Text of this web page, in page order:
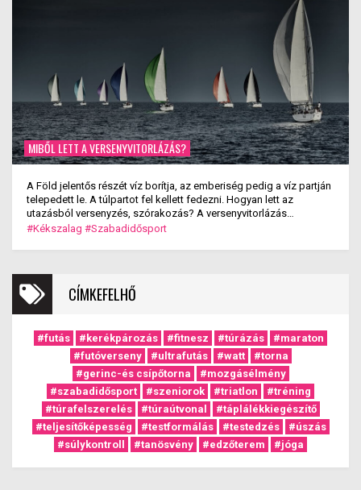
MIBŐL LETT A VERSENYVITORLÁZÁS?
A Föld jelentős részét víz borítja, az emberiség pedig a víz partján
telepedett le. A túlpartot fel kellett fedezni. Hogyan lett az
utazásból versenyzés, szórakozás? A versenyvitorlázás
kialakulása.
#Kékszalag #Szabadidősport
CÍMKEFELHŐ
#futás #kerékpározás #fitnesz #túrázás
#maraton
#futóverseny
#ultrafutás #watt
#torna
#gerinc-és csípőtorna
#mozgásélmény
#szabadidősport
#szeniorok #triatlon
#tréning
#túrafelszerelés
#túraútvonal
#táplálékkiegészítő
#teljesítőképesség
#testformálás #testedzés
#úszás
#súlykontroll
#tanösvény #edzőterem #jóga